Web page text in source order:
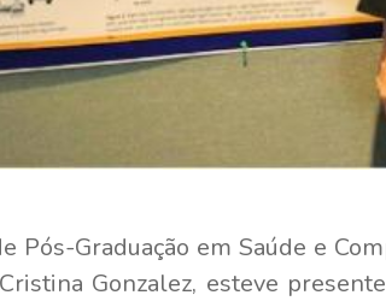
Pós-Graduação em Saúde e
Gonzalez, esteve